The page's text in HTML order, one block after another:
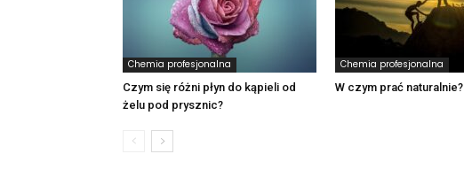
Chemia profesjonalna
Czym się różni płyn do kąpieli od
żelu pod prysznic?
Chemia profesjonalna
W czym prać naturalnie?